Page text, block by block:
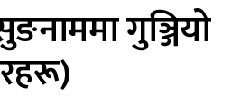
गुञ्जियो